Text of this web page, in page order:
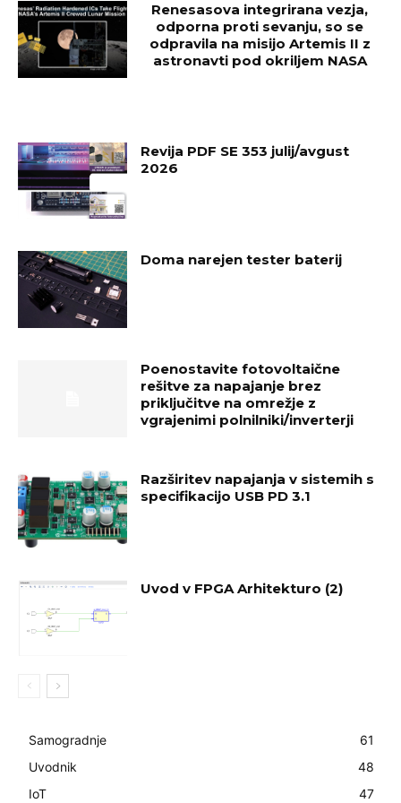
Renesasova integrirana vezja,
odporna proti sevanju, so se
odpravila na misijo Artemis II z
astronavti pod okriljem NASA
Revija PDF SE 353 julij/avgust
2026
Doma narejen tester baterij
Poenostavite fotovoltaične
rešitve za napajanje brez
priključitve na omrežje z
vgrajenimi polnilniki/inverterji
Razširitev napajanja v sistemih s
specifikacijo USB PD 3.1
Uvod v FPGA Arhitekturo (2)
Samogradnje
61
Uvodnik
48
IoT
47